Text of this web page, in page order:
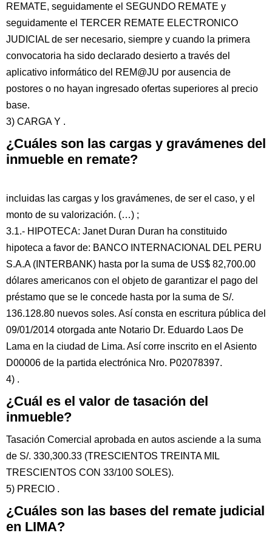
REMATE, seguidamente el SEGUNDO REMATE y
seguidamente el TERCER REMATE ELECTRONICO
JUDICIAL de ser necesario, siempre y cuando la primera
convocatoria ha sido declarado desierto a través del
aplicativo informático del REM@JU por ausencia de
postores o no hayan ingresado ofertas superiores al precio
base.
3) CARGA Y .
¿Cuáles son las cargas y gravámenes del
inmueble en remate?
incluidas las cargas y los gravámenes, de ser el caso, y el
monto de su valorización. (…) ;
3.1.- HIPOTECA: Janet Duran Duran ha constituido
hipoteca a favor de: BANCO INTERNACIONAL DEL PERU
S.A.A (INTERBANK) hasta por la suma de US$ 82,700.00
dólares americanos con el objeto de garantizar el pago del
préstamo que se le concede hasta por la suma de S/.
136.128.80 nuevos soles. Así consta en escritura pública del
09/01/2014 otorgada ante Notario Dr. Eduardo Laos De
Lama en la ciudad de Lima. Así corre inscrito en el Asiento
D00006 de la partida electrónica Nro. P02078397.
4) .
¿Cuál es el valor de tasación del
inmueble?
Tasación Comercial aprobada en autos asciende a la suma
de S/. 330,300.33 (TRESCIENTOS TREINTA MIL
TRESCIENTOS CON 33/100 SOLES).
5) PRECIO .
¿Cuáles son las bases del remate judicial
en LIMA?